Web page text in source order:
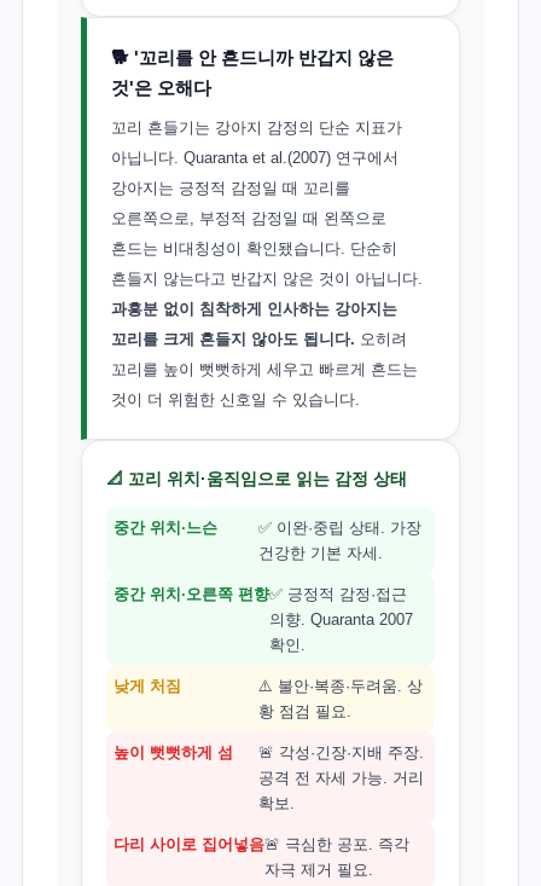
🐕 '꼬리를 안 흔드니까 반갑지 않은
것'은 오해다
꼬리 흔들기는 강아지 감정의 단순 지표가
아닙니다. Quaranta et al.(2007) 연구에서
강아지는 긍정적 감정일 때 꼬리를
오른쪽으로, 부정적 감정일 때 왼쪽으로
흔드는 비대칭성이 확인됐습니다. 단순히
흔들지 않는다고 반갑지 않은 것이 아닙니다.
과흥분 없이 침착하게 인사하는 강아지는
꼬리를 크게 흔들지 않아도 됩니다. 오히려
꼬리를 높이 뻣뻣하게 세우고 빠르게 흔드는
것이 더 위험한 신호일 수 있습니다.
📐 꼬리 위치·움직임으로 읽는 감정 상태
중간 위치·느슨
✅ 이완·중립 상태. 가장
건강한 기본 자세.
중간 위치·오른쪽 편향✅ 긍정적 감정·접근
의향. Quaranta 2007
확인.
낮게 처짐
⚠️ 불안·복종·두려움. 상
황 점검 필요.
높이 뻣뻣하게 섬
🚨 각성·긴장·지배 주장.
공격 전 자세 가능. 거리
확보.
다리 사이로 집어넣음🚨 극심한 공포. 즉각
자극 제거 필요.